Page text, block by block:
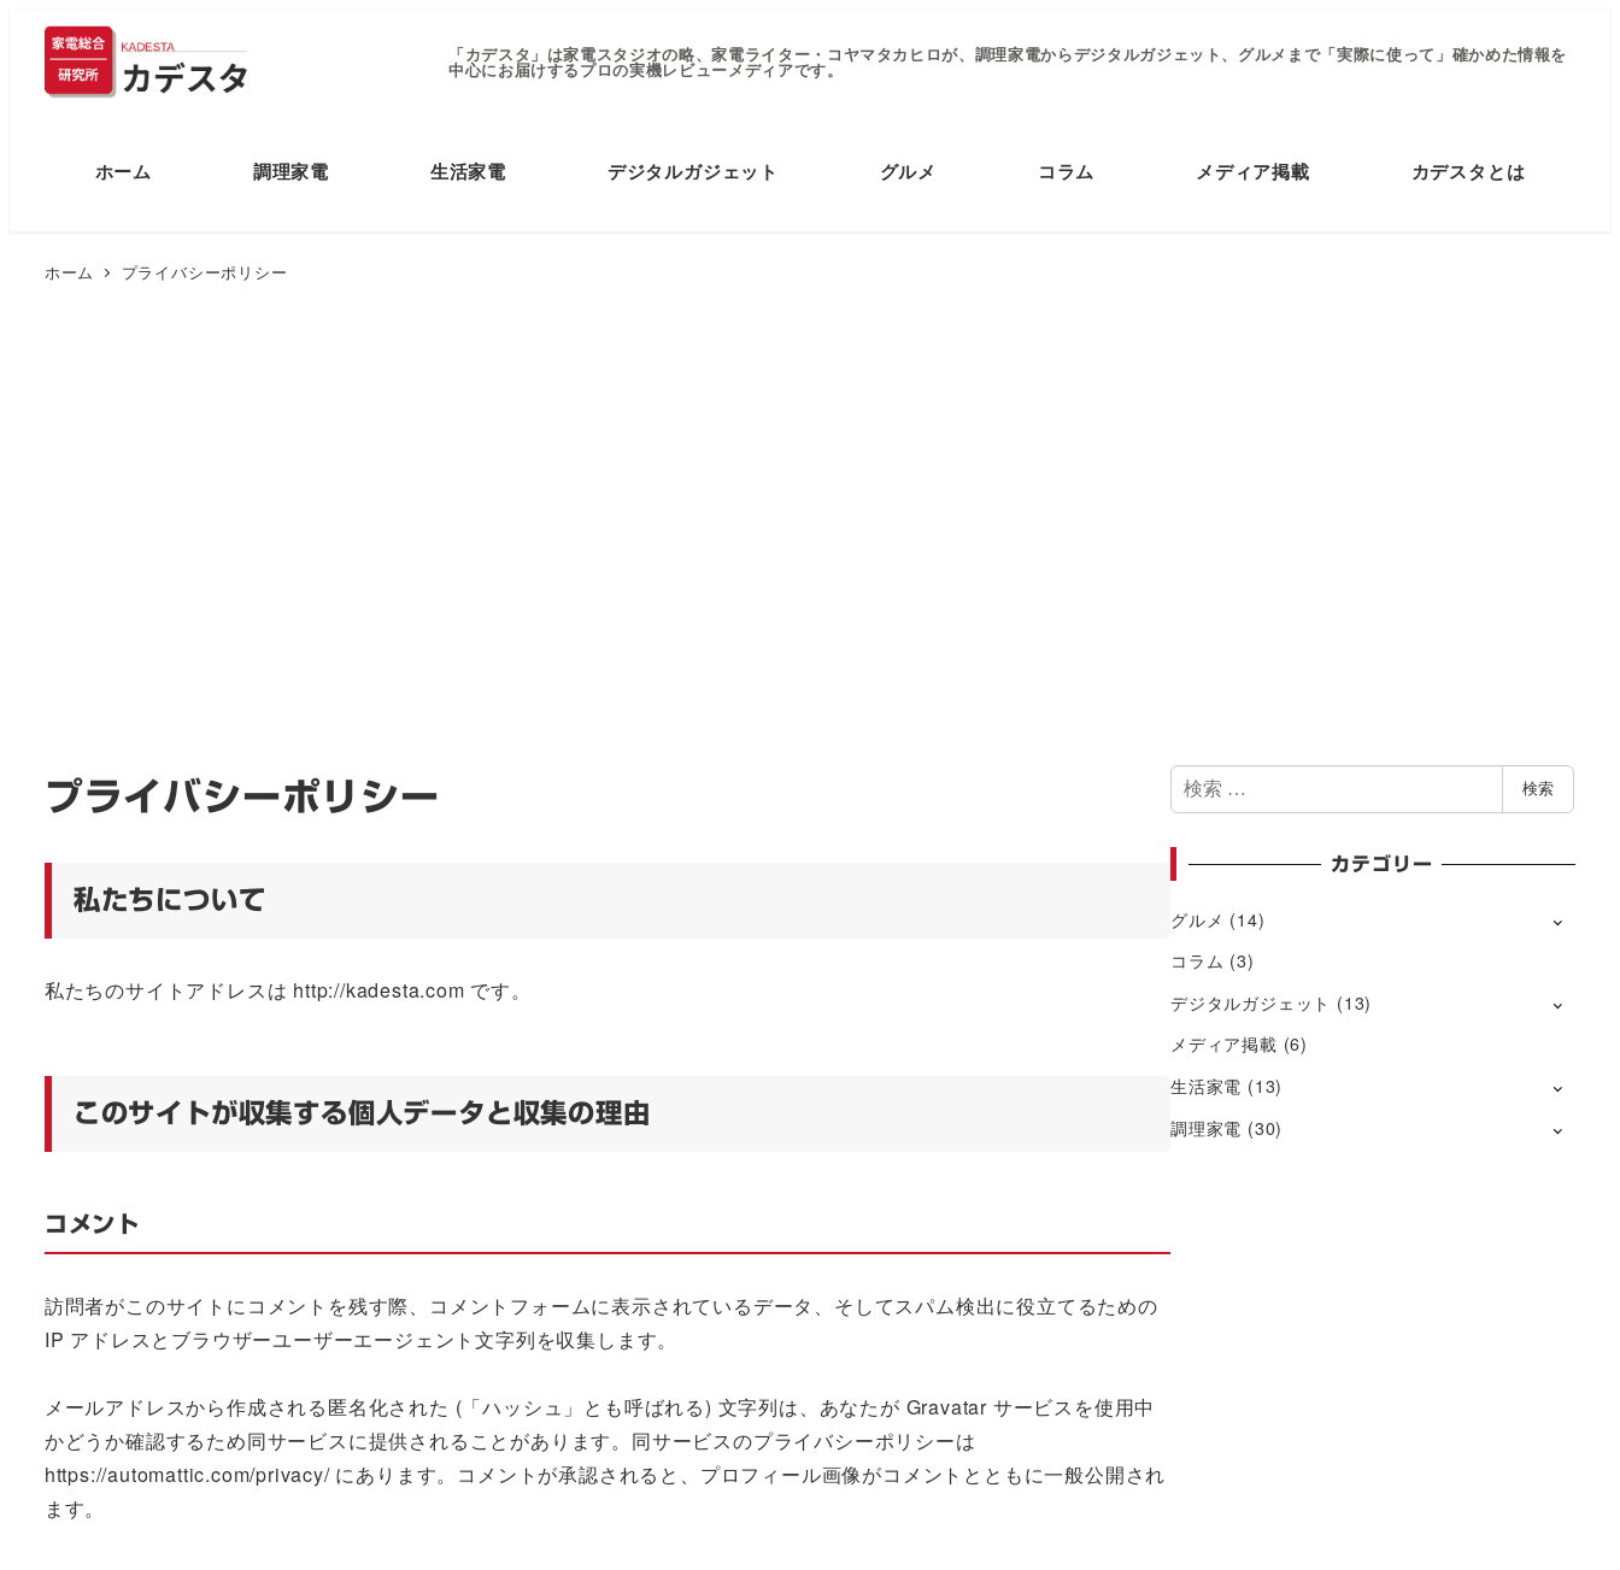
「カデスタ」は家電スタジオの略、家電ライター・コヤマタカヒロが、調理家電からデジタルガジェット、グルメまで「実際に使って」確かめた情報を
中心にお届けするプロの実機レビューメディアです。
ホーム 調理家電 生活家電 デジタルガジェット グルメ コラム メディア掲載 カデスタとは
ホーム プライバシーポリシー
プライバシーポリシー
私たちについて
私たちのサイトアドレスは http://kadesta.com です。
このサイトが収集する個人データと収集の理由
コメント
訪問者がこのサイトにコメントを残す際、コメントフォームに表示されているデータ、そしてスパム検出に役立てるための
IP アドレスとブラウザーユーザーエージェント文字列を収集します。
メールアドレスから作成される匿名化された (「ハッシュ」とも呼ばれる) 文字列は、あなたが Gravatar サービスを使用中
かどうか確認するため同サービスに提供されることがあります。同サービスのプライバシーポリシーは
https://automattic.com/privacy/ にあります。コメントが承認されると、プロフィール画像がコメントとともに一般公開され
ます。
検
索
検索
カテゴリー
グルメ (14)
コラム (3)
デジタルガジェット (13)
メディア掲載 (6)
生活家電 (13)
調理家電 (30)